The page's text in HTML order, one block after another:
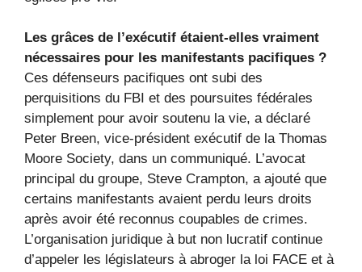
Les grâces de l’exécutif étaient-elles vraiment
nécessaires pour les manifestants pacifiques ?
Ces défenseurs pacifiques ont subi des
perquisitions du FBI et des poursuites fédérales
simplement pour avoir soutenu la vie, a déclaré
Peter Breen, vice-président exécutif de la Thomas
Moore Society, dans un communiqué. L’avocat
principal du groupe, Steve Crampton, a ajouté que
certains manifestants avaient perdu leurs droits
après avoir été reconnus coupables de crimes.
L’organisation juridique à but non lucratif continue
d’appeler les législateurs à abroger la loi FACE et à